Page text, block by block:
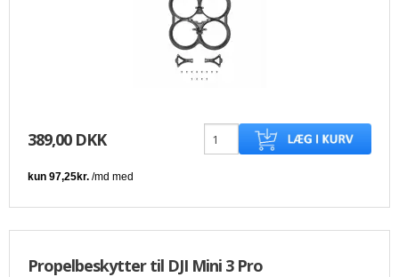
389,00 DKK
Propelbeskytter til DJI Mini 3 Pro